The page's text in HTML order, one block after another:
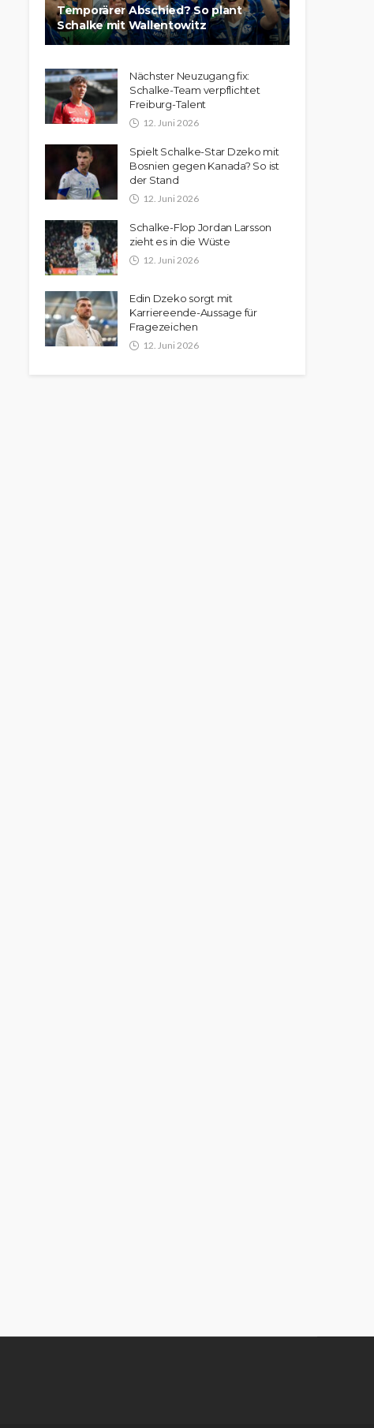
Temporärer Abschied? So plant
Schalke mit Wallentowitz
Nächster Neuzugang fix:
Schalke-Team verpflichtet
Freiburg-Talent
12. Juni 2026
Spielt Schalke-Star Dzeko mit
Bosnien gegen Kanada? So ist
der Stand
12. Juni 2026
Schalke-Flop Jordan Larsson
zieht es in die Wüste
12. Juni 2026
Edin Dzeko sorgt mit
Karriereende-Aussage für
Fragezeichen
12. Juni 2026